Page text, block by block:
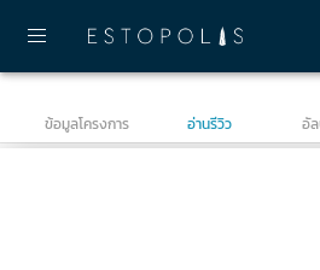
ข้อมูลโครงการ อ่านรีวิว อั